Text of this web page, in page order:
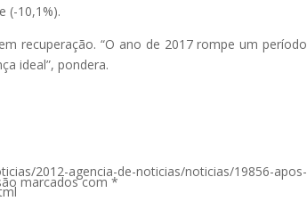
(-10,1%).
recuperação. “O ano de 2017 rompe um período
ideal”, pondera.
2012-agencia-de-noticias/noticias/19856-apos-
marcados com*